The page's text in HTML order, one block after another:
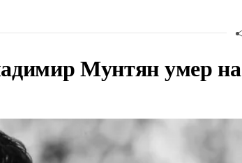
Мунтян умер на